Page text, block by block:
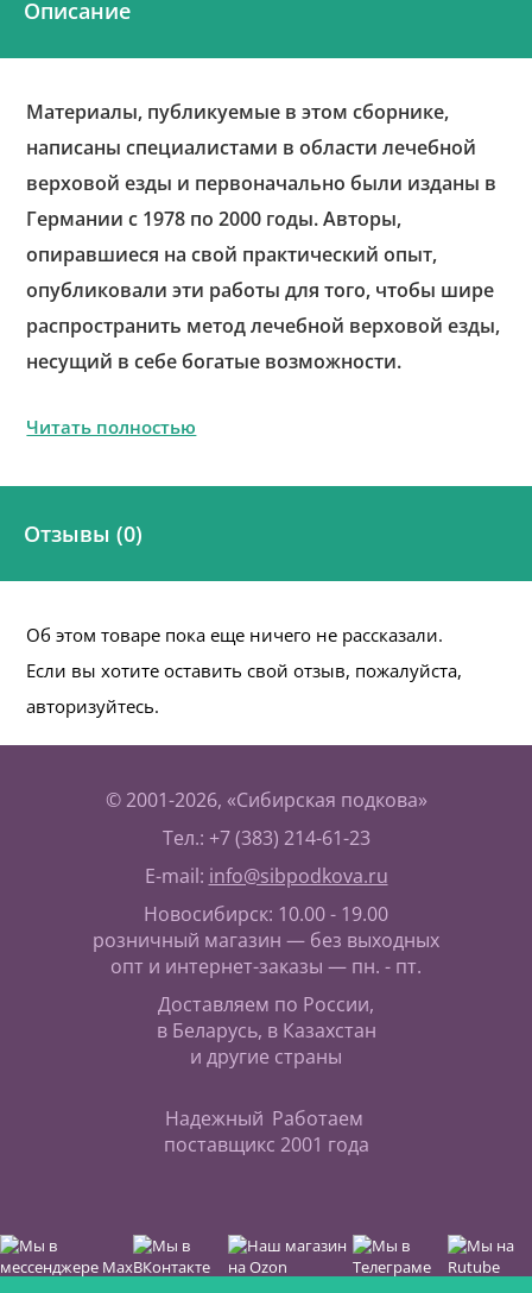
Описание
Материалы, публикуемые в этом сборнике,
написаны специалистами в области лечебной
верховой езды и первоначально были изданы в
Германии с 1978 по 2000 годы. Авторы,
опиравшиеся на свой практический опыт,
опубликовали эти работы для того, чтобы шире
распространить метод лечебной верховой езды,
несущий в себе богатые возможности.
Читать полностью
Отзывы (0)
Об этом товаре пока еще ничего не рассказали.
Если вы хотите оставить свой отзыв, пожалуйста,
авторизуйтесь.
© 2001-2026, «Сибирская подкова»
Тел.: +7 (383) 214-61-23
E-mail: info@sibpodkova.ru
Новосибирск: 10.00 - 19.00
розничный магазин — без выходных
опт и интернет-заказы — пн. - пт.
Доставляем по России,
в Беларусь, в Казахстан
и другие страны
Надежный
поставщик
Работаем
с 2001 года